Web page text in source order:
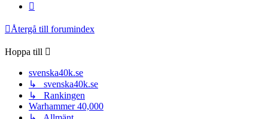
Återgå till forumindex
Hoppa till
svenska40k.se
↳ svenska40k.se
↳ Rankingen
Warhammer 40,000